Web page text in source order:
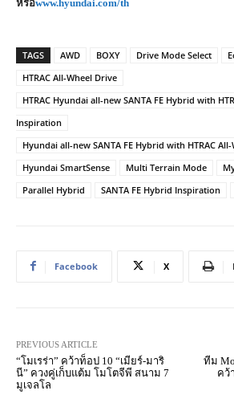
หรือwww.hyundai.com/th
TAGS AWD BOXY Drive Mode Select
HTRAC All-Wheel Drive
HTRAC Hyundai all-new SANTA FE Hybrid with
Inspiration
Hyundai all-new SANTA FE Hybrid with HTRAC
Hyundai SmartSense
Multi Terrain Mode
Parallel Hybrid
SANTA FE Hybrid Inspiration
Facebook X
PREVIOUS ARTICLE
“โมเรร่า” คว้าท็อป 10 “เมียร์-มาริ
นี” ควงคู่เก็บแต้ม โมโตจีพี สนาม 7
มูเจลโล
ทีม
คว้